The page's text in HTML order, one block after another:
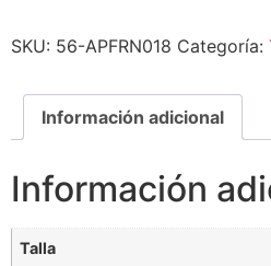
SKU: 56-APFRN018 Categoría:
Información adicional
Información
Talla